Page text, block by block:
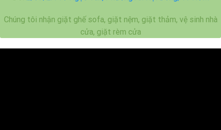
Chúng tôi nhận giặt ghế sofa, giặt nệm, giặt thảm, vệ sinh nhà
cửa, giặt rèm cửa